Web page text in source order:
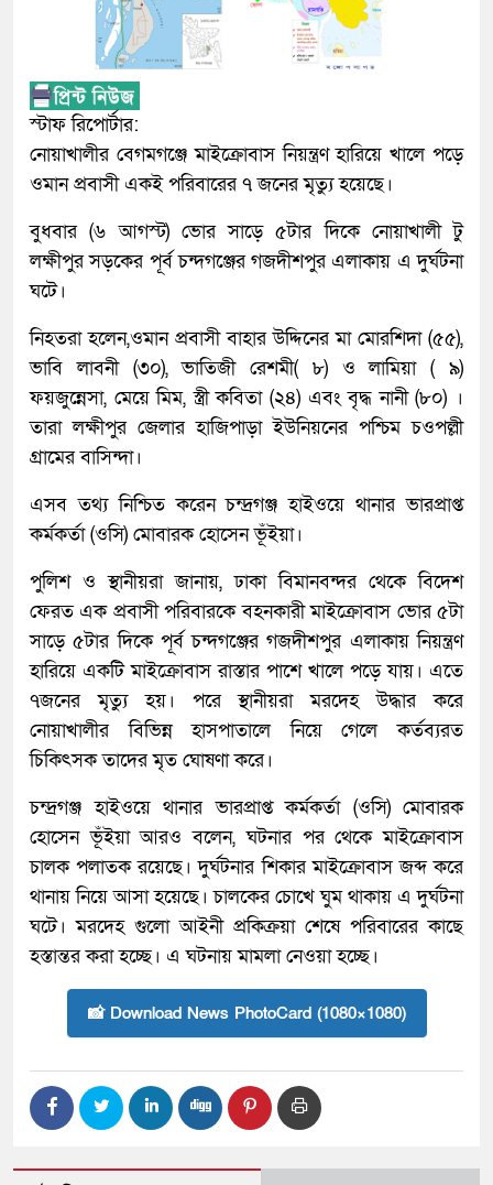
স্টাফ রিপোর্টার:
নোয়াখালীর বেগমগঞ্জে মাইক্রোবাস নিয়ন্ত্রণ হারিয়ে খালে পড়ে
ওমান প্রবাসী একই পরিবারের ৭ জনের মৃত্যু হয়েছে।
বুধবার (৬ আগস্ট) ভোর সাড়ে ৫টার দিকে নোয়াখালী টু
লক্ষীপুর সড়কের পূর্ব চন্দগঞ্জের গজদীশপুর এলাকায় এ দুর্ঘটনা
ঘটে।
নিহতরা হলেন,ওমান প্রবাসী বাহার উদ্দিনের মা মোরশিদা (৫৫),
ভাবি লাবনী (৩০), ভাতিজী রেশমী( ৮) ও লামিয়া ( ৯)
ফয়জুন্নেসা, মেয়ে মিম, স্ত্রী কবিতা (২৪) এবং বৃদ্ধ নানী (৮০) ।
তারা লক্ষীপুর জেলার হাজিপাড়া ইউনিয়নের পশ্চিম চওপল্লী
গ্রামের বাসিন্দা।
এসব তথ্য নিশ্চিত করেন চন্দ্রগঞ্জ হাইওয়ে থানার ভারপ্রাপ্ত
কর্মকর্তা (ওসি) মোবারক হোসেন ভূঁইয়া।
পুলিশ ও স্থানীয়রা জানায়, ঢাকা বিমানবন্দর থেকে বিদেশ
ফেরত এক প্রবাসী পরিবারকে বহনকারী মাইক্রোবাস ভোর ৫টা
সাড়ে ৫টার দিকে পূর্ব চন্দগঞ্জের গজদীশপুর এলাকায় নিয়ন্ত্রণ
হারিয়ে একটি মাইক্রোবাস রাস্তার পাশে খালে পড়ে যায়। এতে
৭জনের মৃত্যু হয়। পরে স্থানীয়রা মরদেহ উদ্ধার করে
নোয়াখালীর বিভিন্ন হাসপাতালে নিয়ে গেলে কর্তব্যরত
চিকিৎসক তাদের মৃত ঘোষণা করে।
চন্দ্রগঞ্জ হাইওয়ে থানার ভারপ্রাপ্ত কর্মকর্তা (ওসি) মোবারক
হোসেন ভূঁইয়া আরও বলেন, ঘটনার পর থেকে মাইক্রোবাস
চালক পলাতক রয়েছে। দুর্ঘটনার শিকার মাইক্রোবাস জব্দ করে
থানায় নিয়ে আসা হয়েছে। চালকের চোখে ঘুম থাকায় এ দুর্ঘটনা
ঘটে। মরদেহ গুলো আইনী প্রকিক্রয়া শেষে পরিবারের কাছে
হস্তান্তর করা হচ্ছে। এ ঘটনায় মামলা নেওয়া হচ্ছে।
📸 Download News PhotoCard (1080×1080)